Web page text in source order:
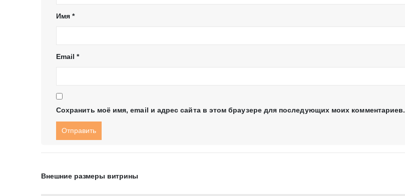
Имя*
Email*
Сохранить моё имя, email и адрес сайта в этом браузере для последующих моих комментариев.
Внешние размеры витрины